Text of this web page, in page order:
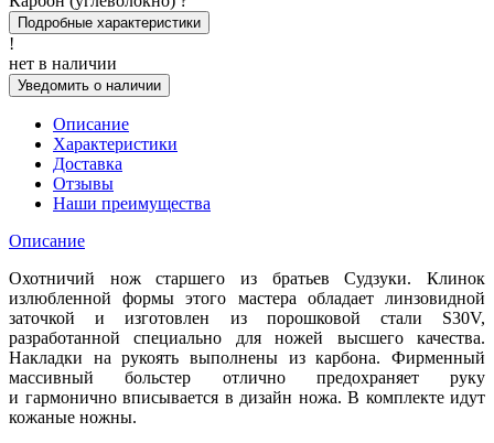
Подробные характеристики
!
нет в наличии
Уведомить о наличии
Описание
Характеристики
Доставка
Отзывы
Наши преимущества
Описание
Охотничий нож старшего из братьев Судзуки. Клинок
излюбленной формы этого мастера обладает линзовидной
заточкой и изготовлен из порошковой стали S30V,
разработанной специально для ножей высшего качества.
Накладки на рукоять выполнены из карбона. Фирменный
массивный больстер отлично предохраняет руку
и гармонично вписывается в дизайн ножа. В комплекте идут
кожаные ножны.